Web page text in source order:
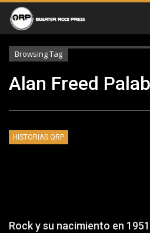
Browsing Tag
Alan Freed
HISTORIAS QRP
Rock y su nacimiento en 1951